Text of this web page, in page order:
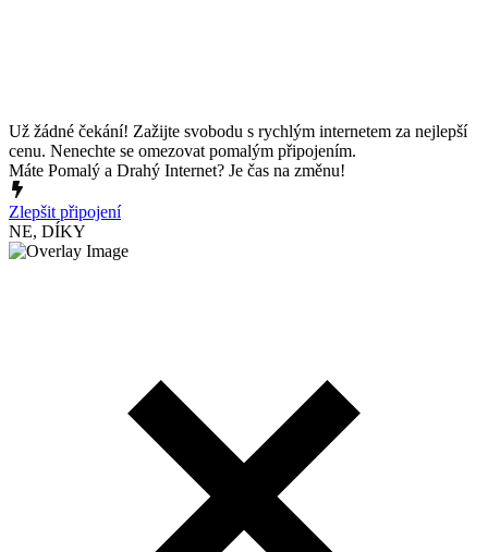
Už žádné čekání! Zažijte svobodu s rychlým internetem za nejlepší
cenu. Nenechte se omezovat pomalým připojením.
Máte Pomalý a Drahý Internet? Je čas na změnu!
Zlepšit připojení
NE, DÍKY